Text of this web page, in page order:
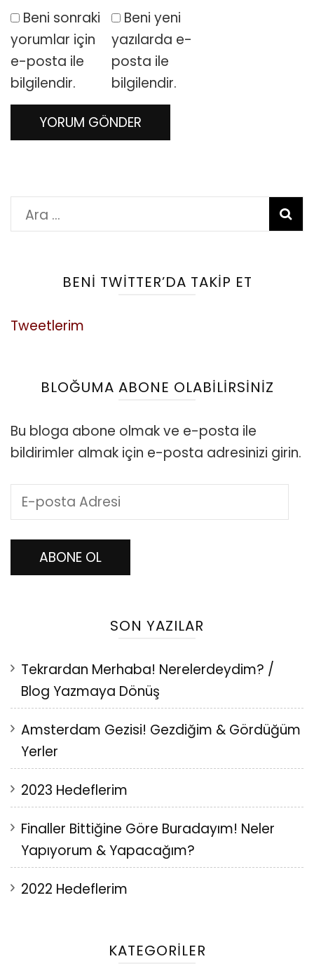
Beni sonraki
yorumlar için
e-posta ile
bilgilendir.
Beni yeni
yazılarda e-
posta ile
bilgilendir.
Arama:
BENI TWITTER’DA TAKIP ET
Tweetlerim
BLOĞUMA ABONE OLABILIRSINIZ
Bu bloga abone olmak ve e-posta ile
bildirimler almak için e-posta adresinizi girin.
E-
posta
Adresi
ABONE OL
SON YAZILAR
Tekrardan Merhaba! Nerelerdeydim? /
Blog Yazmaya Dönüş
Amsterdam Gezisi! Gezdiğim & Gördüğüm
Yerler
2023 Hedeflerim
Finaller Bittiğine Göre Buradayım! Neler
Yapıyorum & Yapacağım?
2022 Hedeflerim
KATEGORILER